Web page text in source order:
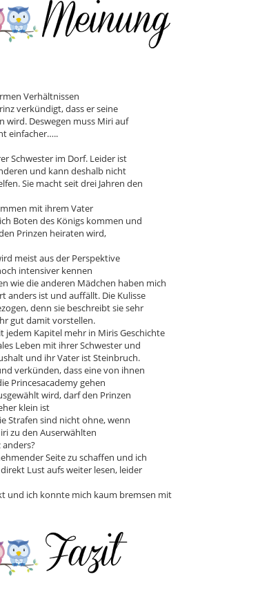
Verhältnissen
verkündigt, dass er seine
wird. Deswegen muss Miri auf
einfacher…..
Schwester im Dorf. Leider ist
und kann deshalb nicht
Sie macht seit drei Jahren den
mit ihrem Vater
Boten des Königs kommen und
Prinzen heiraten wird,
meist aus der Perspektive
intensiver kennen
wie die anderen Mädchen haben mich
anders ist und auffällt. Die Kulisse
denn sie beschreibt sie sehr
gut damit vorstellen.
jedem Kapitel mehr in Miris Geschichte
Leben mit ihrer Schwester und
und ihr Vater ist Steinbruch.
verkünden, dass eine von ihnen
Princesacademy gehen
wird, darf den Prinzen
klein ist
Strafen sind nicht ohne, wenn
zu den Auserwählten
anders?
Seite zu schaffen und ich
Lust aufs weiter lesen, leider
und ich konnte mich kaum bremsen mit